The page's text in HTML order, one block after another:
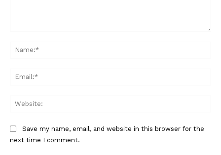
Save my name, email, and website in this browser for the
next time I comment.